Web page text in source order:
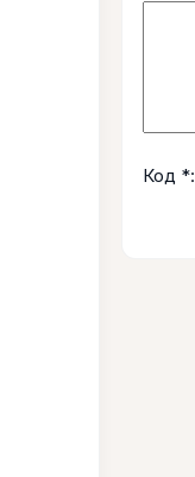
Код *: